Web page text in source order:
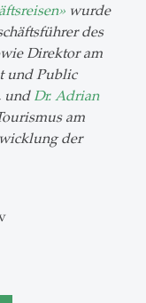
wurde
des
Direktor am
und Public
und Dr. Adrian
am
der